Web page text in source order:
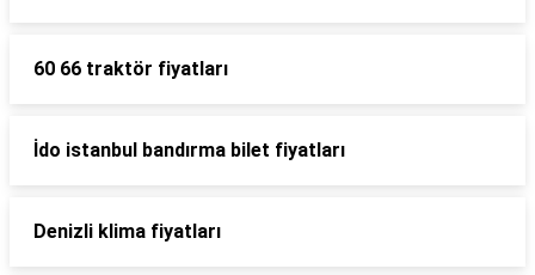
60 66 traktör fiyatları
İdo istanbul bandırma bilet fiyatları
Denizli klima fiyatları